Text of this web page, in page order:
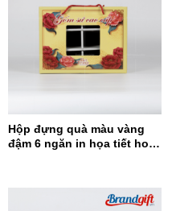
Hộp đựng quà màu vàng
đậm 6 ngăn in họa tiết hoa